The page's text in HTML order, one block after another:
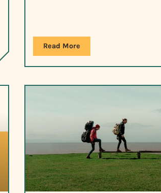
Read More